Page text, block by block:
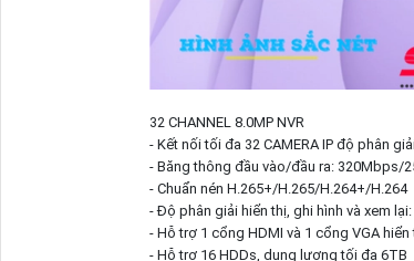
32 CHANNEL 8.0MP NVR
- Kết nối tối đa 32 CAMERA IP độ phân
- Băng thông đầu vào/đầu ra: 320Mbps/
- Chuẩn nén H.265+/H.265/H.264+/H.264
- Độ phân giải hiển thị, ghi hình và xem lại:
- Hỗ trợ 1 cổng HDMI và 1 cổng VGA
- Hỗ trợ 16 HDDs, dung lượng tối đa 6TB